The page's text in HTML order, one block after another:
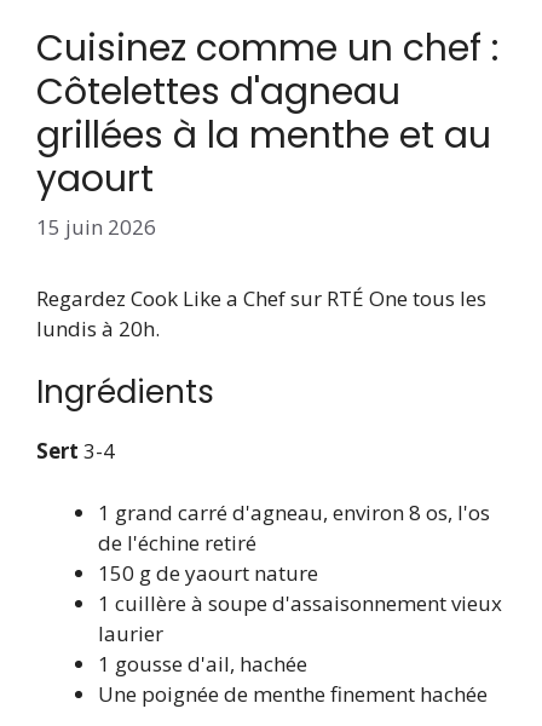
Cuisinez comme un chef :
Côtelettes d'agneau
grillées à la menthe et au
yaourt
15 juin 2026
Regardez Cook Like a Chef sur RTÉ One tous les
lundis à 20h.
Ingrédients
Sert 3-4
1 grand carré d'agneau, environ 8 os, l'os
de l'échine retiré
150 g de yaourt nature
1 cuillère à soupe d'assaisonnement vieux
laurier
1 gousse d'ail, hachée
Une poignée de menthe finement hachée